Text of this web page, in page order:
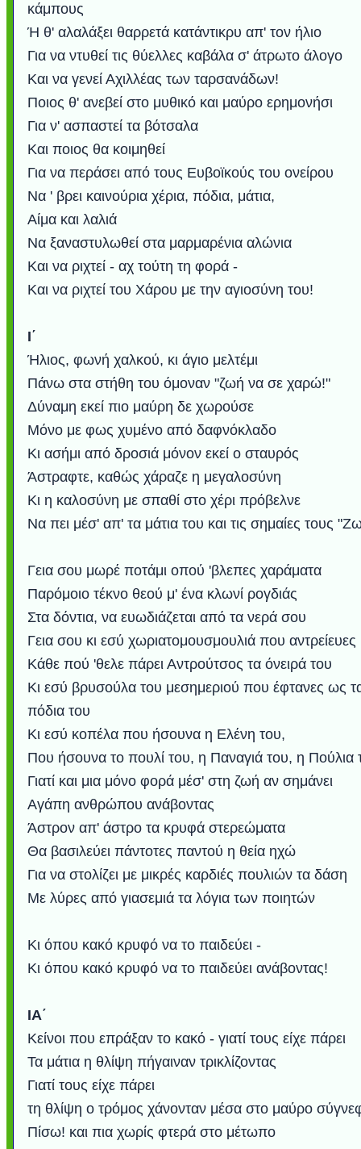
κάμπους
Ή θ' αλαλάξει θαρρετά κατάντικρυ απ' τον ήλιο
Για να ντυθεί τις θύελλες καβάλα σ' άτρωτο άλογο
Και να γενεί Αχιλλέας των ταρσανάδων!
Ποιος θ' ανεβεί στο μυθικό και μαύρο ερημονήσι
Για ν' ασπαστεί τα βότσαλα
Και ποιος θα κοιμηθεί
Για να περάσει από τους Ευβοϊκούς του ονείρου
Να ' βρει καινούρια χέρια, πόδια, μάτια,
Αίμα και λαλιά
Να ξαναστυλωθεί στα μαρμαρένια αλώνια
Και να ριχτεί - αχ τούτη τη φορά -
Και να ριχτεί του Χάρου με την αγιοσύνη του!
Ι΄
Ήλιος, φωνή χαλκού, κι άγιο μελτέμι
Πάνω στα στήθη του όμοναν "ζωή να σε χαρώ!"
Δύναμη εκεί πιο μαύρη δε χωρούσε
Μόνο με φως χυμένο από δαφνόκλαδο
Κι ασήμι από δροσιά μόνον εκεί ο σταυρός
Άστραφτε, καθώς χάραζε η μεγαλοσύνη
Κι η καλοσύνη με σπαθί στο χέρι πρόβελνε
Να πει μέσ' απ' τα μάτια του και τις σημαίες τους
Γεια σου μωρέ ποτάμι οπού 'βλεπες χαράματα
Παρόμοιο τέκνο θεού μ' ένα κλωνί ρογδιάς
Στα δόντια, να ευωδιάζεται από τα νερά σου
Γεια σου κι εσύ χωριατομουσμουλιά που αντρείευες
Κάθε πού 'θελε πάρει Αντρούτσος τα όνειρά του
Κι εσύ βρυσούλα του μεσημεριού που έφτανες ως
πόδια του
Κι εσύ κοπέλα που ήσουνα η Ελένη του,
Που ήσουνα το πουλί του, η Παναγιά του, η Πούλια
Γιατί και μια μόνο φορά μέσ' στη ζωή αν σημάνει
Αγάπη ανθρώπου ανάβοντας
Άστρον απ' άστρο τα κρυφά στερεώματα
Θα βασιλεύει πάντοτες παντού η θεία ηχώ
Για να στoλίζει με μικρές καρδιές πουλιών τα δάση
Με λύρες από γιασεμιά τα λόγια των ποιητών
Κι όπου κακό κρυφό να το παιδεύει -
Κι όπου κακό κρυφό να το παιδεύει ανάβοντας!
IΑ΄
Κείνοι που επράξαν το κακό - γιατί τους είχε πάρει
Τα μάτια η θλίψη πήγαιναν τρικλίζοντας
Γιατί τους είχε πάρει
τη θλίψη ο τρόμος χάνονταν μέσα στο μαύρο
Πίσω! και πια χωρίς φτερά στο μέτωπο